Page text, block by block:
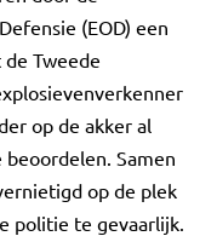
(EOD) een
Tweede
op de akker al
Samen
op de plek
politie te gevaarlijk.